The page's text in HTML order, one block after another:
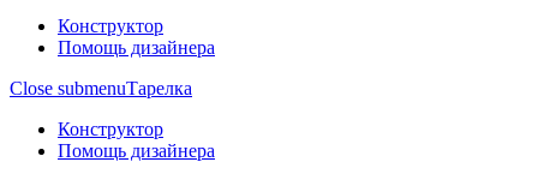
Конструктор
Помощь дизайнера
Close submenuТарелка
Конструктор
Помощь дизайнера